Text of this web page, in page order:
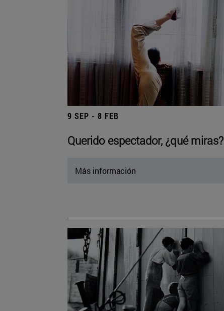
9 SEP - 8 FEB
Querido espectador, ¿qué miras?
Más información